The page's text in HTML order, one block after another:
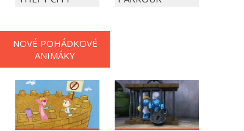
NOVÉ POHÁDKOVÉ
ANIMÁKY